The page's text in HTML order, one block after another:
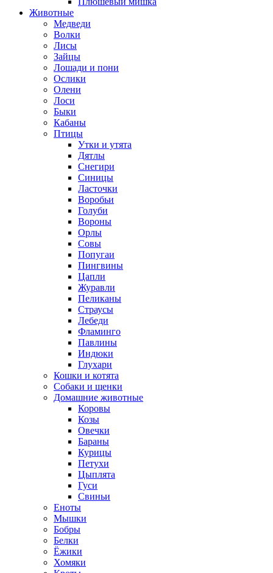
Животные
Медведи
Волки
Лисы
Зайцы
Лошади и пони
Ослики
Олени
Лоси
Быки
Кабаны
Птицы
Утки и утята
Дятлы
Снегири
Синицы
Ласточки
Воробьи
Голуби
Вороны
Орлы
Совы
Попугаи
Пингвины
Цапли
Журавли
Пеликаны
Страусы
Лебеди
Фламинго
Павлины
Индюки
Глухари
Кошки и котята
Собаки и щенки
Домашние животные
Коровы
Козы
Овечки
Бараны
Курицы
Петухи
Цыплята
Гуси
Свиньи
Еноты
Мышки
Бобры
Белки
Ёжики
Хомяки